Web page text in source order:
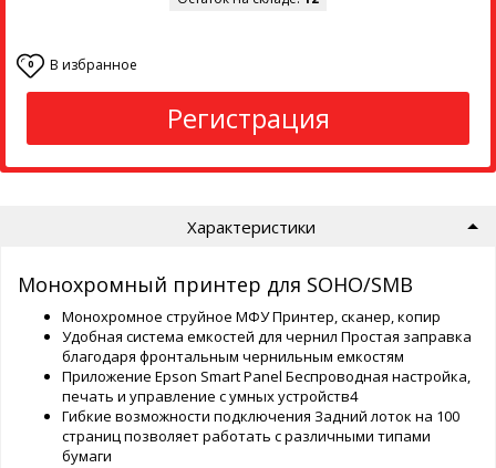
0 В избранное
Регистрация
Характеристики
Монохромный принтер для SOHO/SMB
Монохромное струйное МФУ Принтер, сканер, копир
Удобная система емкостей для чернил Простая заправка
благодаря фронтальным чернильным емкостям
Приложение Epson Smart Panel Беспроводная настройка,
печать и управление с умных устройств4
Гибкие возможности подключения Задний лоток на 100
страниц позволяет работать с различными типами
бумаги